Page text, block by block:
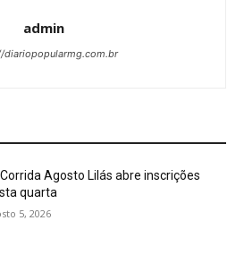
admin
diariopopularmg.com.br
Corrida Agosto Lilás abre inscrições
quarta
5, 2026